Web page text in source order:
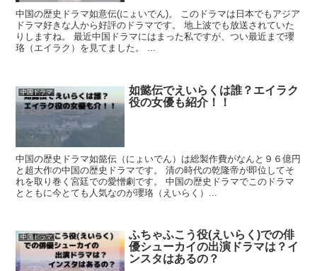
中国の歴史ドラマ如意伝(にょいでん)。 このドラマは日本でもアジア
ドラマ好きな人から好評のドラマです。 地上波でも放送されていた
りしますね。 最近中国ドラマにはまった私ですが、つい最近まで瓔
珞（エイラク）を見てました。 ...
中国ドラマ
如懿伝でえいらくは誰？エイラク
役の女優も紹介！！
中国の歴史ドラマ如懿伝（にょいでん）は総製作費がなんと９６億円
と超大作の中国の歴史ドラマです。 清の時代の乾隆帝が即位してそ
れを取り巻く宮廷での愛憎劇です。 中国の歴史ドラマでこのドラマ
とともに今とても人気なのが瓔珞（えいらく）...
中国ドラマ
ふちゃふこう役(えいらく)での俳
優シューカイの出演ドラマは？イ
ンスタはあるの？